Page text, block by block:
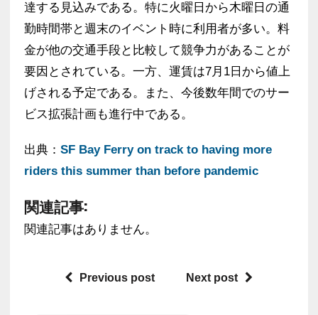
達する見込みである。特に火曜日から木曜日の通
勤時間帯と週末のイベント時に利用者が多い。料
金が他の交通手段と比較して競争力があることが
要因とされている。一方、運賃は7月1日から値上
げされる予定である。また、今後数年間でのサー
ビス拡張計画も進行中である。
出典： SF Bay Ferry on track to having more
riders this summer than before pandemic
関連記事:
関連記事はありません。
Previous post Next post